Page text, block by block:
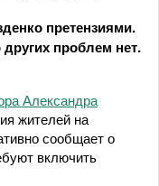
претензиями.
проблем нет.
Александра
жителей на
сообщает о
включить